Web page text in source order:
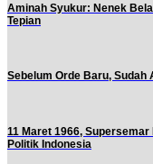
Aminah Syukur: Nenek
Tepian
Sebelum Orde Baru,
11 Maret 1966,
Politik Indonesia